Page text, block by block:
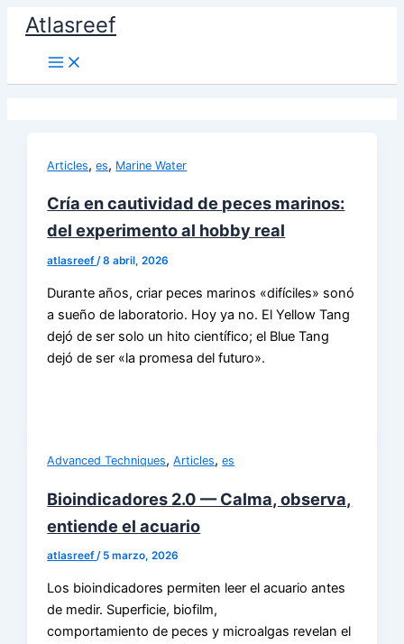
contenido
Atlasreef
Articles,es, Marine Water
Cría en cautividad de peces marinos:
del experimento al hobby real
atlasreef/8 abril, 2026
Durante años, criar peces marinos «difíciles» sonó
a sueño de laboratorio. Hoy ya no. El Yellow Tang
dejó de ser solo un hito científico; el Blue Tang
dejó de ser «la promesa del futuro».
Advanced Techniques,Articles,es
Bioindicadores 2.0 — Calma, observa,
entiende el acuario
atlasreef/ 5 marzo, 2026
Los bioindicadores permiten leer el acuario antes
de medir. Superficie, biofilm,
comportamiento de peces y microalgas revelan el